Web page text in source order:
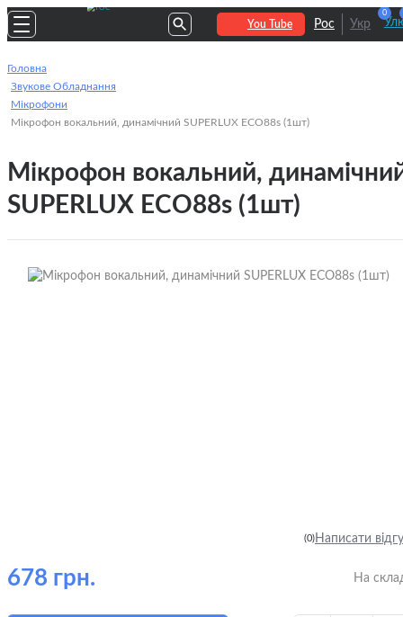
You Tube Рос Укр
0
Головна
Звукове Обладнання
Мікрофони
Мікрофон вокальний, динамічний SUPERLUX ECO88s (1шт)
Мікрофон вокальний,
SUPERLUX ECO88s (1шт)
(0)Написати
678 грн. На